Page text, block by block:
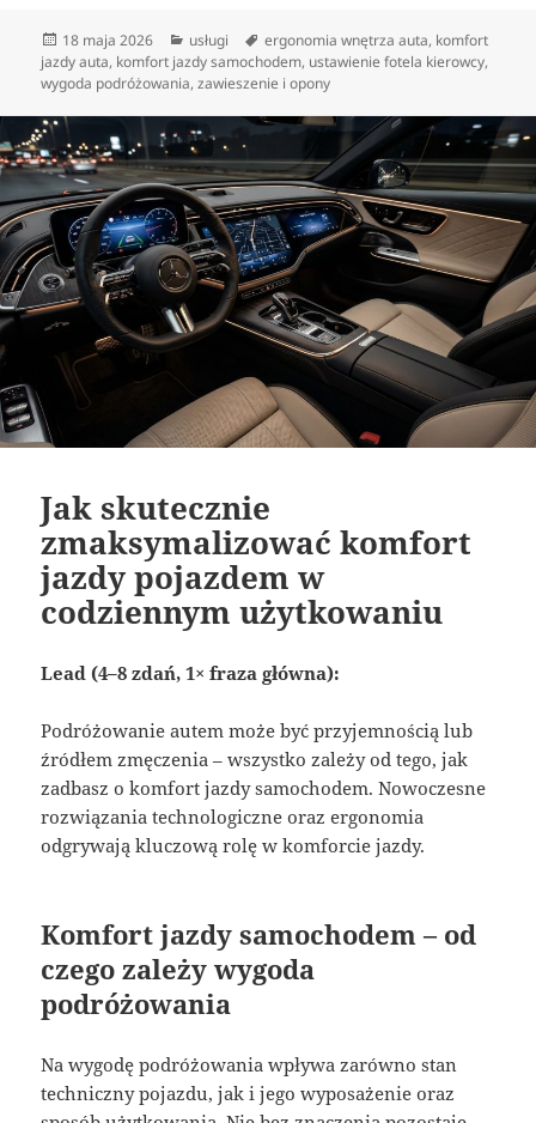
Data
publikacji
18 maja 2026 Kategorie
usługi Tagi
ergonomia wnętrza auta, komfort
jazdy auta, komfort jazdy samochodem, ustawienie fotela kierowcy,
wygoda podróżowania,zawieszenie i opony
Jak skutecznie
zmaksymalizować komfort
jazdy pojazdem w
codziennym użytkowaniu
Lead (4–8 zdań, 1× fraza główna):
Podróżowanie autem może być przyjemnością lub
źródłem zmęczenia – wszystko zależy od tego, jak
zadbasz o komfort jazdy samochodem. Nowoczesne
rozwiązania technologiczne oraz ergonomia
odgrywają kluczową rolę w komforcie jazdy.
Komfort jazdy samochodem – od
czego zależy wygoda
podróżowania
Na wygodę podróżowania wpływa zarówno stan
techniczny pojazdu, jak i jego wyposażenie oraz